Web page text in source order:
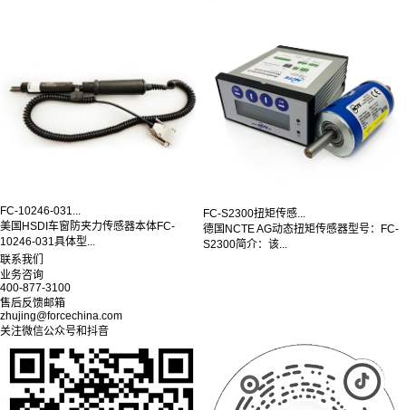
FC-10246-031...
美国HSDI车窗防夹力传感器本体FC-
10246-031具体型...
FC-S2300扭矩传感...
德国NCTE AG动态扭矩传感器型号：FC-
S2300简介：该...
联系我们
业务咨询
400-877-3100
售后反馈邮箱
zhujing@forcechina.com
关注微信公众号和抖音